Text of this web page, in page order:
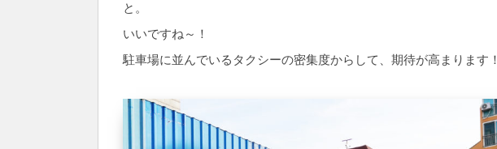
と。
いいですね～！
駐車場に並んでいるタクシーの密集度からして、期待が高まります！